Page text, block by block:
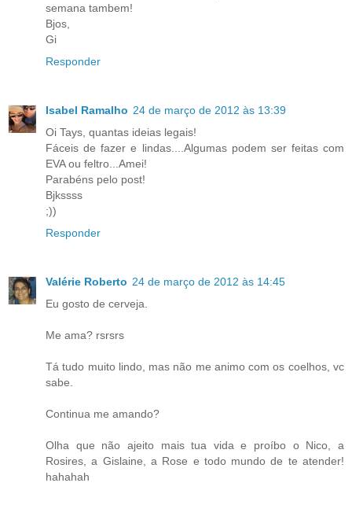
semana tambem!
Bjos,
Gi
Responder
Isabel Ramalho 24 de março de 2012 às 13:39
Oi Tays, quantas ideias legais!
Fáceis de fazer e lindas....Algumas podem ser feitas com
EVA ou feltro...Amei!
Parabéns pelo post!
Bjkssss
;))
Responder
Valérie Roberto 24 de março de 2012 às 14:45
Eu gosto de cerveja.
Me ama? rsrsrs
Tá tudo muito lindo, mas não me animo com os coelhos, vc
sabe.
Continua me amando?
Olha que não ajeito mais tua vida e proíbo o Nico, a
Rosires, a Gislaine, a Rose e todo mundo de te atender!
hahahah